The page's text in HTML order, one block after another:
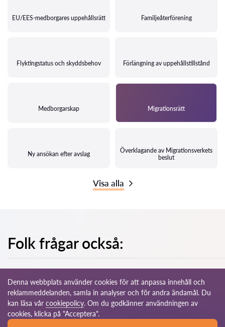
EU/EES-medborgares uppehållsrätt Familjeåterförening
Flyktingstatus och skyddsbehov Förlängning av uppehållstillstånd
Medborgarskap Migrationsrätt
Ny ansökan efter avslag
Överklagande av Migrationsverkets
beslut
Visa alla
Folk frågar också:
© 2026 Advokat-se.com
Denna webbplats använder cookies för att anpassa innehåll och
reklammeddelanden, samla in analyser och för andra ändamål. Du
kan läsa vår cookiepolicy. Om du godkänner användningen av
cookies, klicka på "Acceptera".